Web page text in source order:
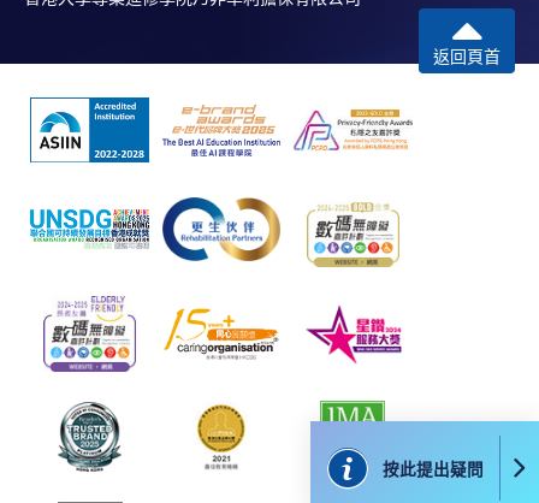
除特殊情況(例如課程因報名人數不足而被取消)及
如須甄選入學，則正式收據並不可作為 閣下已獲
取錄的證明。學院將在截止報名日期後儘快通知申
請者是否獲取錄。落選的申請人將獲退還已繳交的
學費。
本學院為學院開設的其中一些課程提供在線服務的平台。雖然
本學院會力求在有關網頁上刊載的資訊正確和合時，但本學院
卻不能為這些資訊作出任何明確或隱含的保證。本學院尤其不
會保證下列各項：資訊並無侵犯版權，資訊可安全使用、資訊
準確、資訊適合任何目的、資訊不含電腦病毒等。按此提出疑問
折
返回頁首